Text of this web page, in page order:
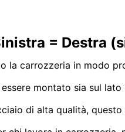
= Destra
la carrozzeria in modo
montato sia sul
di alta qualità,